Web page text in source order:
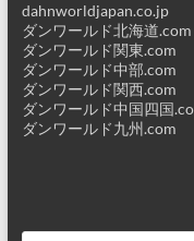
dahnworldjapan.co.jp
ダンワールド北海道.com
ダンワールド関東.com
ダンワールド中部.com
ダンワールド関西.com
ダンワールド中国四国
ダンワールド九州.com